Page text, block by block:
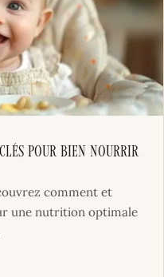
pour Bien Nourrir
comment et
une nutrition optimale